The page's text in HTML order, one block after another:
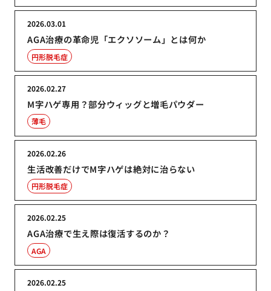
AGA治療の革命児「エクソソーム」とは何か
2026.03.01
円形脱毛症
M字ハゲ専用？部分ウィッグと増毛パウダー
2026.02.27
薄毛
生活改善だけでM字ハゲは絶対に治らない
2026.02.26
円形脱毛症
AGA治療で生え際は復活するのか？
2026.02.25
AGA
2026.02.25